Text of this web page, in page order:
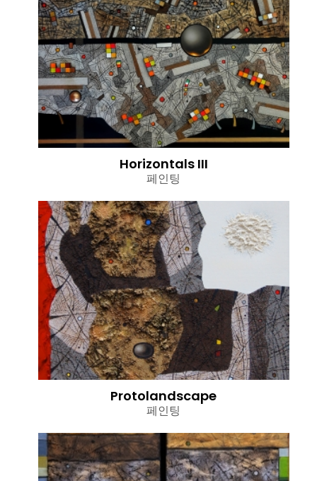
Horizontals III
페인팅
Protolandscape
페인팅